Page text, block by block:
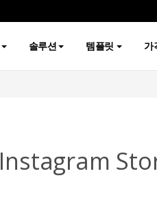
솔루션 템플릿 가